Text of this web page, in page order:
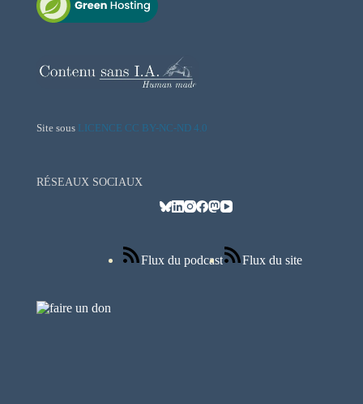
Site sous LICENCE CC BY-NC-ND 4.0
RÉSEAUX SOCIAUX
Flux du podcast Flux du site